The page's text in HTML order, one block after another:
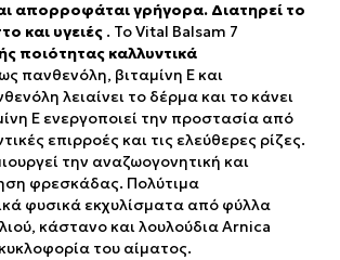
απορροφάται γρήγορα. Διατηρεί το
και υγειές . Το Vital Balsam 7
ποιότητας καλλυντικά
πανθενόλη, βιταμίνη Ε και
λειαίνει το δέρμα και το κάνει
Ε ενεργοποιεί την προστασία από
επιρροές και τις ελεύθερες ρίζες.
την αναζωογονητική και
φρεσκάδας. Πολύτιμα
φυσικά εκχυλίσματα από φύλλα
κάστανο και λουλούδια Arnica
του αίματος.